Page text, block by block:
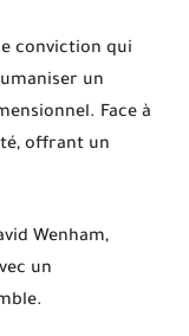
conviction qui
un
Face à
offrant un
Wenham,
un